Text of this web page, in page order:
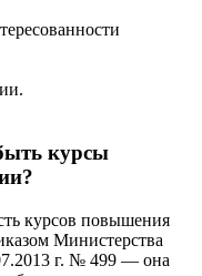
курсы
курсов повышения
Министерства
г. № 499 — она